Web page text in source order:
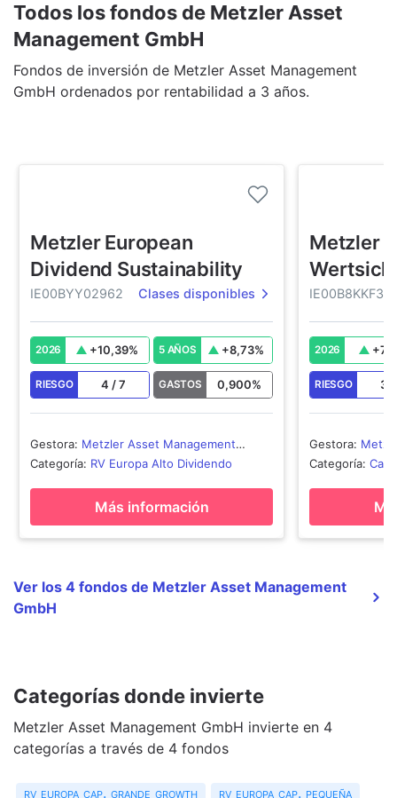
Todos los fondos de Metzler Asset
Management GmbH
Fondos de inversión de Metzler Asset Management
GmbH ordenados por rentabilidad a 3 años.
Metzler European
Dividend Sustainability
IE00BYY02962 Clases disponibles
2026 +10,39% 5 AÑOS +8,73%
RIESGO 4 /7 GASTOS 0,900%
Gestora: Metzler Asset Management
GmbH
Categoría: RV Europa Alto Dividendo
Más información
Metzler
2026 +
RIESGO 3
Gestora:
GmbH
Categoría:
Ver los 4 fondos de Metzler Asset Management
GmbH
Categorías donde invierte
Metzler Asset Management GmbH invierte en 4
categorías a través de 4 fondos
rv europa cap. grande growth rv europa cap. pequeña